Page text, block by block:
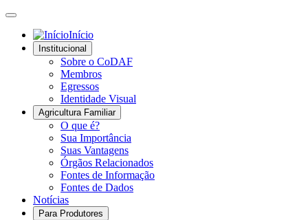
Início
Institucional
Sobre o CoDAF
Membros
Egressos
Identidade Visual
Agricultura Familiar
O que é?
Sua Importância
Suas Vantagens
Órgãos Relacionados
Fontes de Informação
Fontes de Dados
Notícias
Para Produtores